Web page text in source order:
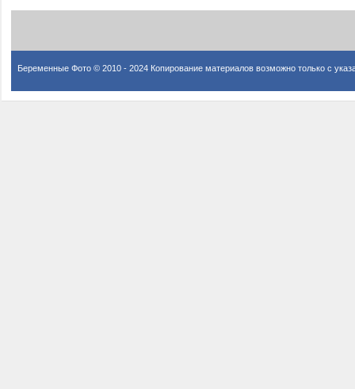
Беременные Фото © 2010 - 2024 Копирование материалов возможно только с